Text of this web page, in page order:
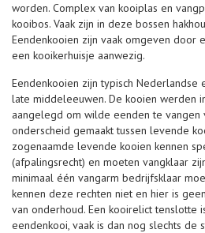
worden. Complex van kooiplas en
kooibos. Vaak zijn in deze bossen
Eendenkooien zijn vaak omgeven door
een kooikerhuisje aanwezig.
Eendenkooien zijn typisch Nederlandse
late middeleeuwen. De kooien werden
aangelegd om wilde eenden te vangen
onderscheid gemaakt tussen levende
zogenaamde levende kooien kennen
(afpalingsrecht) en moeten vangklaar
minimaal één vangarm bedrijfsklaar
kennen deze rechten niet en hier is
van onderhoud. Een kooirelict tenslotte
eendenkooi, vaak is dan nog slechts de